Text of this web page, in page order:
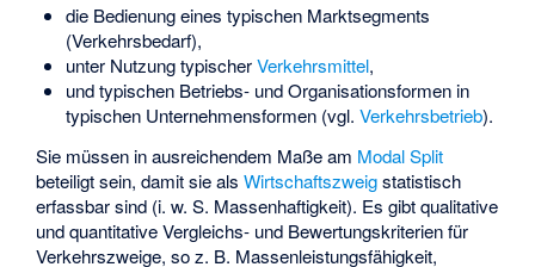
die Bedienung eines typischen Marktsegments
(Verkehrsbedarf),
unter Nutzung typischerVerkehrsmittel,
und typischen Betriebs- und Organisationsformen in
typischen Unternehmensformen (vgl. Verkehrsbetrieb).
Sie müssen in ausreichendem Maße am Modal Split
beteiligt sein, damit sie alsWirtschaftszweigstatistisch
erfassbar sind (i. w. S. Massenhaftigkeit). Es gibt qualitative
und quantitative Vergleichs- und Bewertungskriterien für
Verkehrszweige, so z. B. Massenleistungsfähigkeit,